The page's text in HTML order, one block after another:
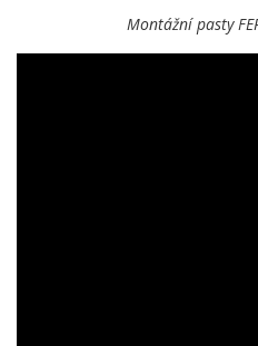
Montážní pasty